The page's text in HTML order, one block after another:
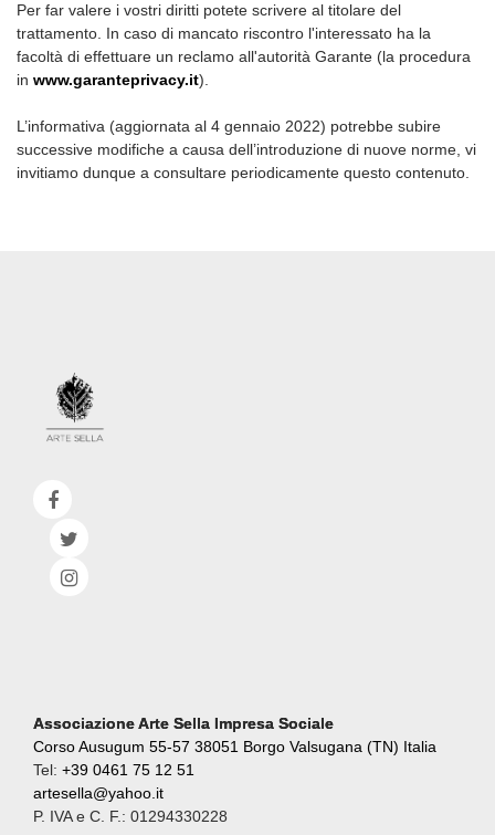
Per far valere i vostri diritti potete scrivere al titolare del
trattamento. In caso di mancato riscontro l'interessato ha la
facoltà di effettuare un reclamo all'autorità Garante (la procedura
in www.garanteprivacy.it).
L’informativa (aggiornata al 4 gennaio 2022) potrebbe subire
successive modifiche a causa dell’introduzione di nuove norme, vi
invitiamo dunque a consultare periodicamente questo contenuto.
Associazione Arte Sella Impresa Sociale
Corso Ausugum 55-57 38051 Borgo Valsugana (TN) Italia
Tel: +39 0461 75 12 51
artesella@yahoo.it
P. IVA e C. F.: 01294330228